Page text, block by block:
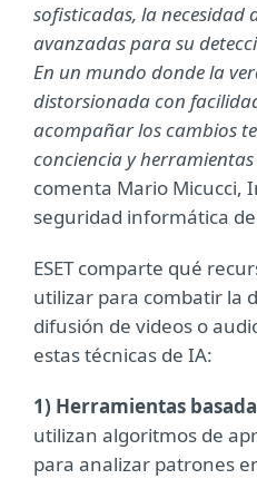
sofisticadas, la necesidad
avanzadas para su
En un mundo donde la
distorsionada con
acompañar los cambios
conciencia y
comenta Mario Micucci,
seguridad informática de
ESET comparte qué
utilizar para combatir la
difusión de videos o
estas técnicas de IA:
1) Herramientas
utilizan algoritmos de
para analizar patrones